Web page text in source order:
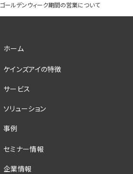
ゴールデンウィーク期間の営業について
ホーム
ケインズアイの特徴
サービス
ソリューション
事例
セミナー情報
企業情報